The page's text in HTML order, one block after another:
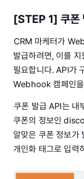
[STEP 1] 쿠폰
CRM 마케터가
발급하려면, 이를 지
필요합니다. API가
Webhook 캠페인
쿠폰 발급 API는 내
쿠폰의 정보인
알맞은 쿠폰 정보가
개인화 태그로 입력